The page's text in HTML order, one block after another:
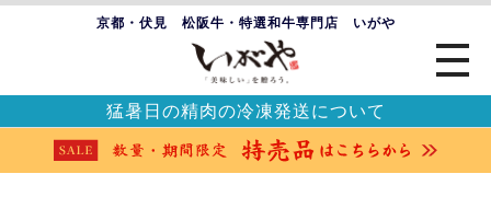
京都・伏見 松阪牛・特選和牛専門店 いがや
猛暑日の精肉の冷凍発送について